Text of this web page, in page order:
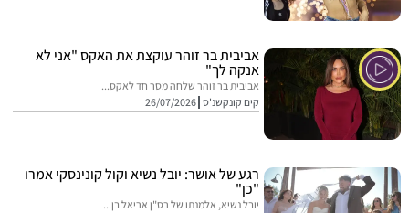
אביבית בר זוהר עוקצת את האקס "אני לא
אנקה לך"
אביבית בר זוהר שלחה מסר חד לאקס...
קים קונקשנ'ס 26/07/2026
רגע של אושר: יובל נשיא וקול קונינסקי אמרו
"כן"
יובל נשיא, אלמנתו של רס"ן אריאל בן...